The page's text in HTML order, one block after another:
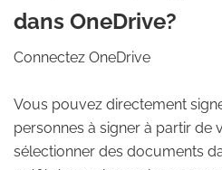
dans OneDrive?
Connectez OneDrive
Vous pouvez directement
personnes à signer à partir de
sélectionner des documents